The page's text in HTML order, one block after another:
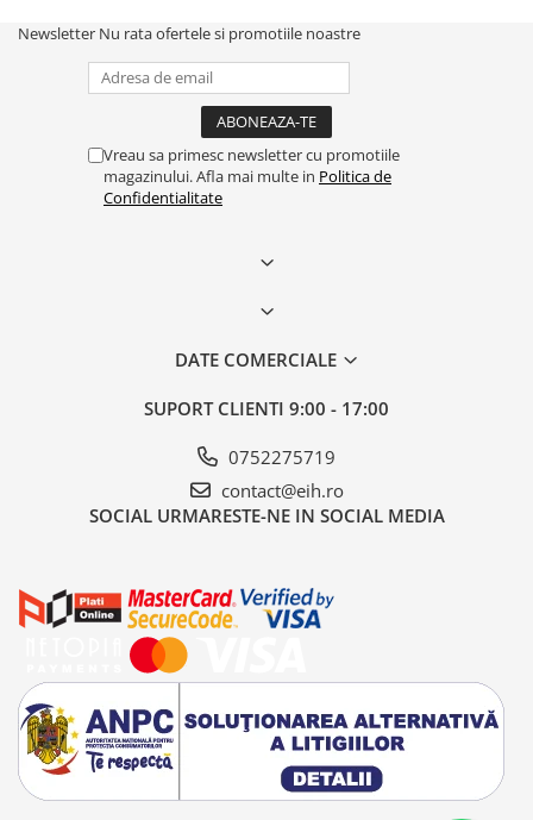
Newsletter Nu rata ofertele si promotiile noastre
Vreau sa primesc newsletter cu promotiile
magazinului. Afla mai multe in Politica de
Confidentialitate
DATE COMERCIALE
SUPORT CLIENTI 9:00 - 17:00
0752275719
contact@eih.ro
SOCIAL URMARESTE-NE IN SOCIAL MEDIA